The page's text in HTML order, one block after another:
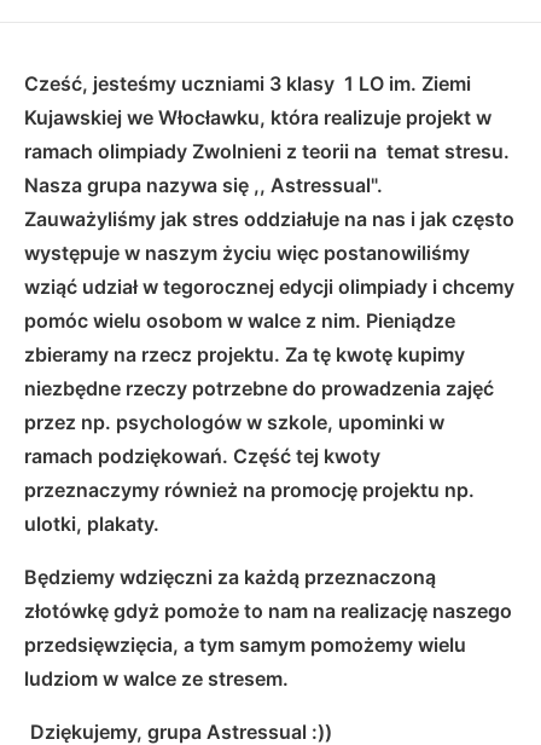
Cześć, jesteśmy uczniami 3 klasy 1 LO im. Ziemi
Kujawskiej we Włocławku, która realizuje projekt w
ramach olimpiady Zwolnieni z teorii na temat stresu.
Nasza grupa nazywa się ,, Astressual".
Zauważyliśmy jak stres oddziałuje na nas i jak często
występuje w naszym życiu więc postanowiliśmy
wziąć udział w tegorocznej edycji olimpiady i chcemy
pomóc wielu osobom w walce z nim. Pieniądze
zbieramy na rzecz projektu. Za tę kwotę kupimy
niezbędne rzeczy potrzebne do prowadzenia zajęć
przez np. psychologów w szkole, upominki w
ramach podziękowań. Część tej kwoty
przeznaczymy również na promocję projektu np.
ulotki, plakaty.
Będziemy wdzięczni za każdą przeznaczoną
złotówkę gdyż pomoże to nam na realizację naszego
przedsięwzięcia, a tym samym pomożemy wielu
ludziom w walce ze stresem.
Dziękujemy, grupa Astressual :))